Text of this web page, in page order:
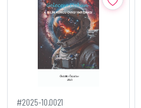
#2025-10.0021